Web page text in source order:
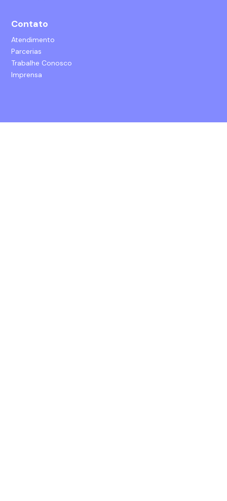
Contato
Atendimento
Parcerias
Trabalhe Conosco
Imprensa